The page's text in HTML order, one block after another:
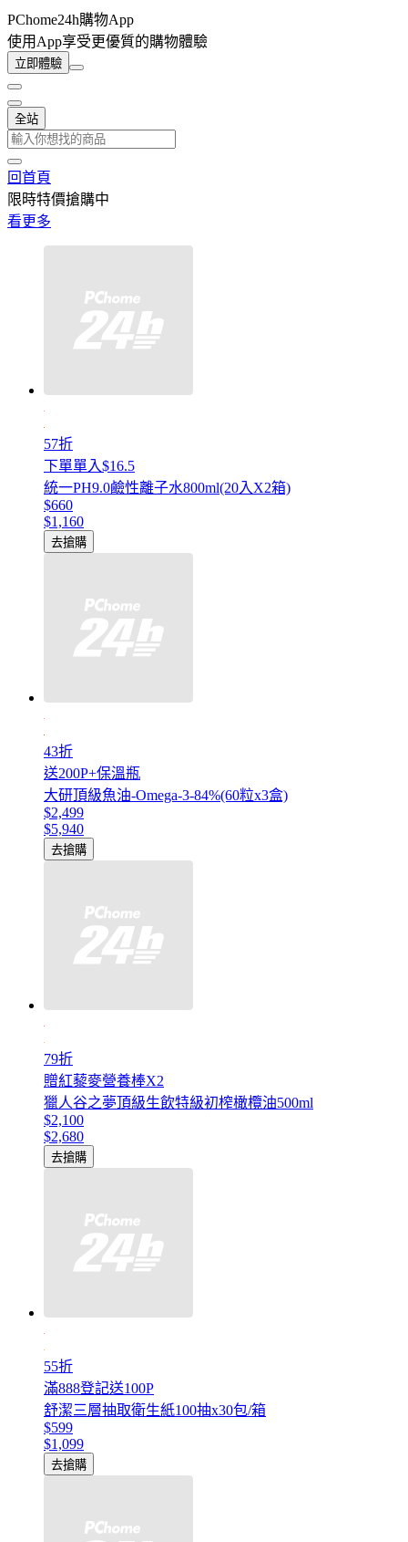
PChome24h購物App
使用App享受更優質的購物體驗
立即體驗
全站
回首頁
限時特價搶購中
看更多
57折
下單單入$16.5
統一PH9.0鹼性離子水800ml(20入X2箱)
$660
$1,160
去搶購
43折
送200P+保溫瓶
大研頂級魚油-Omega-3-84%(60粒x3盒)
$2,499
$5,940
去搶購
79折
贈紅藜麥營養棒X2
獵人谷之夢頂級生飲特級初榨橄欖油500ml
$2,100
$2,680
去搶購
55折
滿888登記送100P
舒潔三層抽取衛生紙100抽x30包/箱
$599
$1,099
去搶購